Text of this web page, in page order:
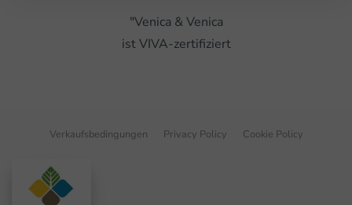
"Venica & Venica
ist VIVA-zertifiziert
Verkaufsbedingungen Privacy Policy Cookie Policy